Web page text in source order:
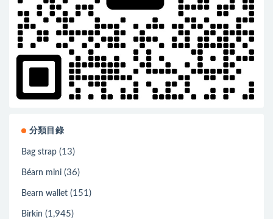
分類目錄
Bag strap (13)
Béarn mini (36)
Bearn wallet (151)
Birkin (1,945)